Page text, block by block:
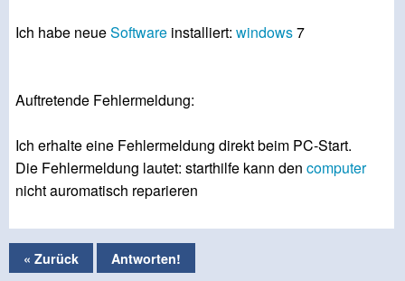
Ich habe neueSoftware installiert: windows7
Auftretende Fehlermeldung:
Ich erhalte eine Fehlermeldung direkt beim PC-Start.
Die Fehlermeldung lautet: starthilfe kann den computer
nicht auromatisch reparieren
« Zurück Antworten!